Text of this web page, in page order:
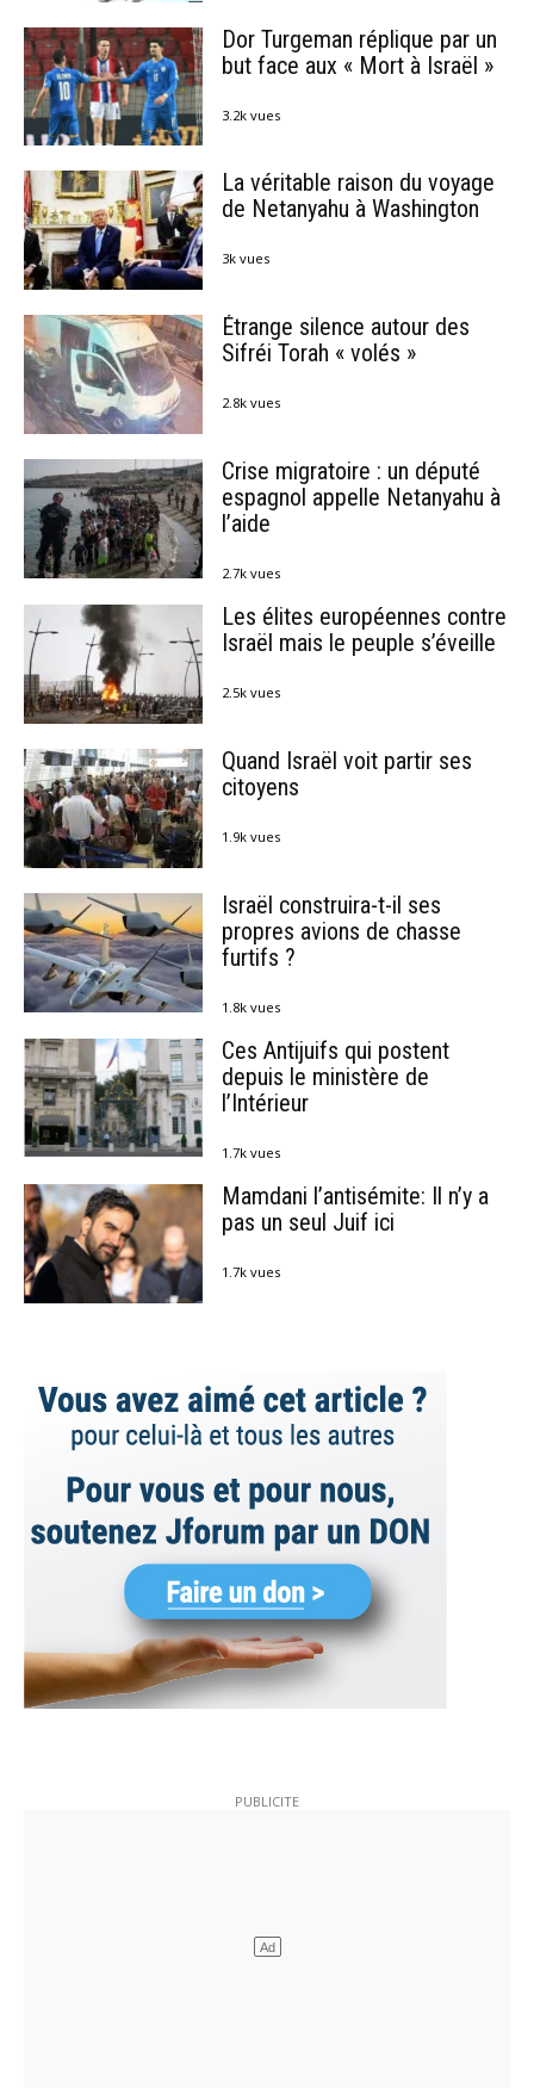
Dor Turgeman réplique par un
but face aux « Mort à Israël »
3.2k vues
La véritable raison du voyage
de Netanyahu à Washington
3k vues
Étrange silence autour des
Sifréi Torah « volés »
2.8k vues
Crise migratoire : un député
espagnol appelle Netanyahu à
l’aide
2.7k vues
Les élites européennes contre
Israël mais le peuple s’éveille
2.5k vues
Quand Israël voit partir ses
citoyens
1.9k vues
Israël construira-t-il ses
propres avions de chasse
furtifs ?
1.8k vues
Ces Antijuifs qui postent
depuis le ministère de
l’Intérieur
1.7k vues
Mamdani l’antisémite: Il n’y a
pas un seul Juif ici
1.7k vues